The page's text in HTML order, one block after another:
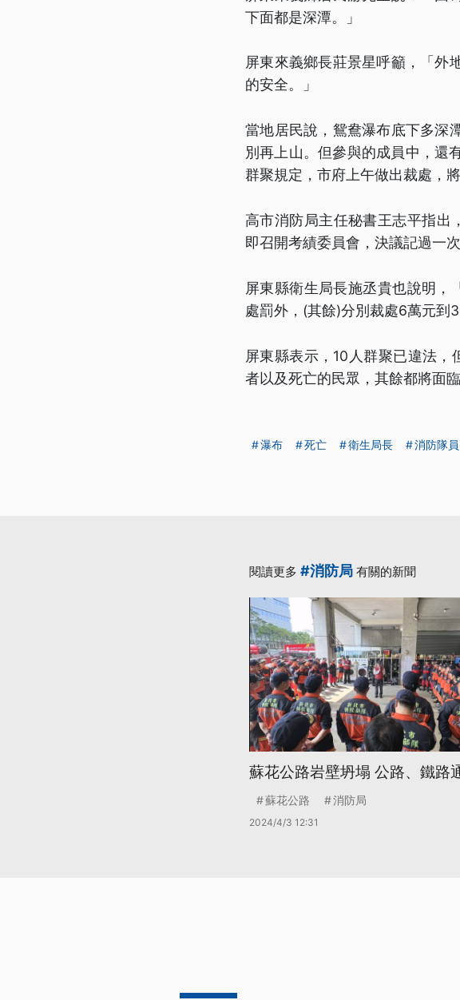
下面都是深潭。」
屏東來義鄉長莊景星呼籲，「外
的安全。」
當地居民說，鴛鴦瀑布底下多深
別再上山。但參與的成員中，還
群聚規定，市府上午做出裁處，
高市消防局主任秘書王志平指出
即召開考績委員會，決議記過一次
屏東縣衛生局長施丞貴也說明，
處罰外，(其餘)分別裁處6萬元到
屏東縣表示，10人群聚已違法
者以及死亡的民眾，其餘都將面
瀑布 死亡 衛生局長 消防隊員
閱讀更多 #消防局 有關的新聞
蘇花公路岩壁坍塌 公路、鐵路
蘇花公路 消防局
2024/4/3 12:31